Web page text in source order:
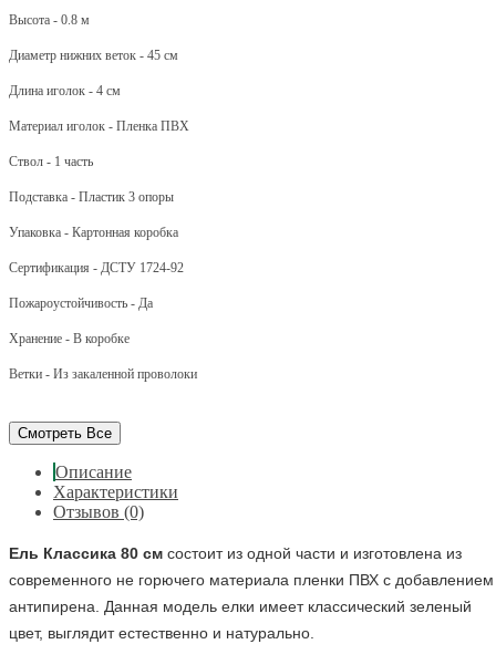
Высота - 0.8 м
Диаметр нижних веток - 45 см
Длина иголок - 4 см
Материал иголок - Пленка ПВХ
Ствол - 1 часть
Подставка - Пластик 3 опоры
Упаковка - Картонная коробка
Сертификация - ДСТУ 1724-92
Пожароустойчивость - Да
Хранение - В коробке
Ветки - Из закаленной проволоки
Смотреть Все
Описание
Характеристики
Отзывов (0)
Ель Классика 80 см состоит из одной части и изготовлена из
современного не горючего материала пленки ПВХ с добавлением
антипирена. Данная модель елки имеет классический зеленый
цвет, выглядит естественно и натурально.